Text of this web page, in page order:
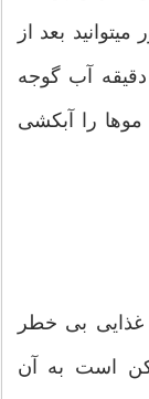
بعد از
شستن موها با شامپو ، به مدت 5 – 6 دقیقه آب گوجه
را آبکشی
غذایی بی خطر
است به آن